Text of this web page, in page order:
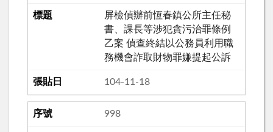
屏檢偵辦前恆春鎮公所主任秘
書、課長等涉犯貪污治罪條例
乙案 偵查終結以公務員利用職
務機會詐取財物罪嫌提起公訴
104-11-18
998